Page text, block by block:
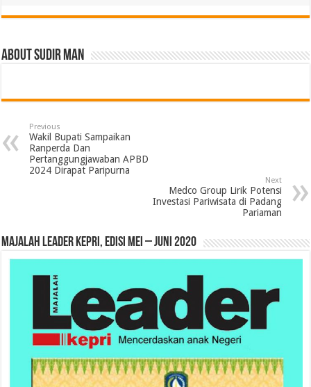
About Sudir Man
Previous
Wakil Bupati Sampaikan
Ranperda Dan
Pertanggungjawaban APBD
2024 Dirapat Paripurna
Next
Medco Group Lirik Potensi
Investasi Pariwisata di Padang
Pariaman
MAJALAH LEADER KEPRI, EDISI MEI – JUNI 2020